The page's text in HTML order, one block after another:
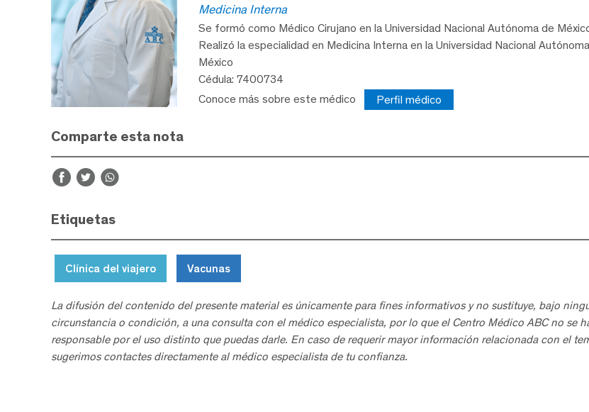
Medicina Interna
Se formó como Médico Cirujano en la Universidad Nacional Autónoma de
Realizó la especialidad en Medicina Interna en la Universidad Nacional
México
Cédula: 7400734
Conoce más sobre este médico
Perfil médico
Comparte esta nota
Etiquetas
Clínica del viajero Vacunas
La difusión del contenido del presente material es únicamente para fines informativos y no sustituye, bajo
circunstancia o condición, a una consulta con el médico especialista, por lo que el Centro Médico ABC no se
responsable por el uso distinto que puedas darle. En caso de requerir mayor información relacionada con el
sugerimos contactes directamente al médico especialista de tu confianza.